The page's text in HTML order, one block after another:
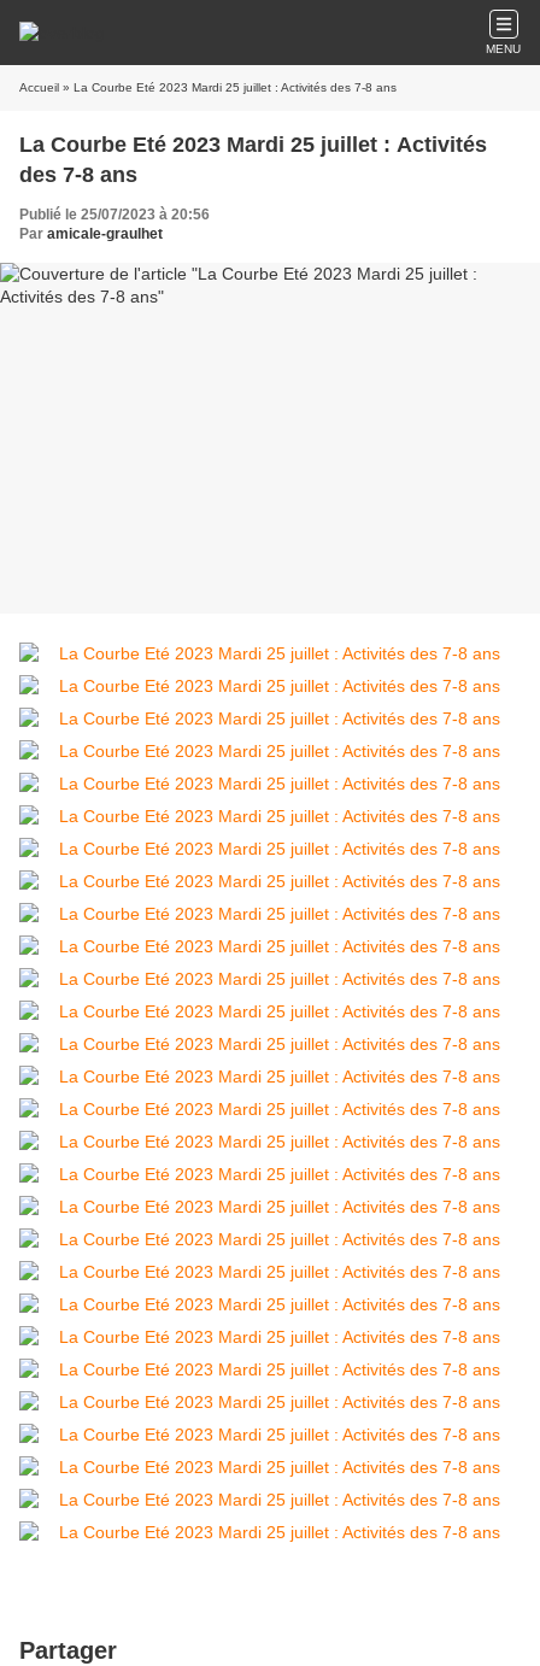
MENU
Accueil » La Courbe Eté 2023 Mardi 25 juillet : Activités des 7-8 ans
La Courbe Eté 2023 Mardi 25 juillet : Activités
des 7-8 ans
Publié le 25/07/2023 à 20:56
Par amicale-graulhet
Partager